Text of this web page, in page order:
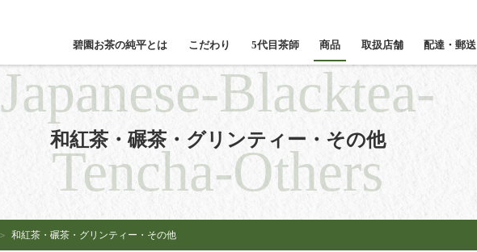
碧園お茶の純平とは こだわり 5代目茶師 商品 取扱店舗 配達・郵送
和紅茶・碾茶・グリンティー・その他
Japanese-Blacktea-
Tencha-Others
和紅茶・碾茶・グリンティー・その他